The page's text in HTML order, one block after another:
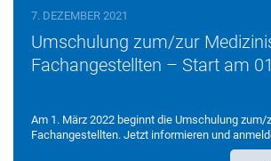
7. DEZEMBER 2021
Umschulung zum/zur
Fachangestellten – Start am
Am 1. März 2022 beginnt die Umschulung
Fachangestellten. Jetzt informieren und